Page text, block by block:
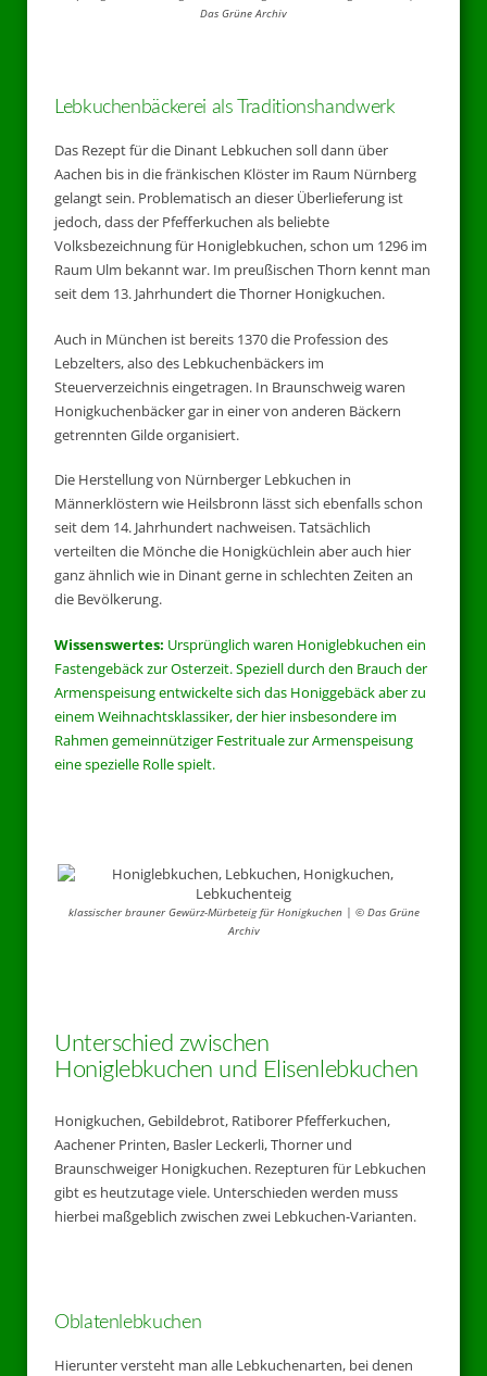
Das Grüne Archiv
Lebkuchenbäckerei als Traditionshandwerk
Das Rezept für die Dinant Lebkuchen soll dann über
Aachen bis in die fränkischen Klöster im Raum Nürnberg
gelangt sein. Problematisch an dieser Überlieferung ist
jedoch, dass der Pfefferkuchen als beliebte
Volksbezeichnung für Honiglebkuchen, schon um 1296 im
Raum Ulm bekannt war. Im preußischen Thorn kennt man
seit dem 13. Jahrhundert die Thorner Honigkuchen.
Auch in München ist bereits 1370 die Profession des
Lebzelters, also des Lebkuchenbäckers im
Steuerverzeichnis eingetragen. In Braunschweig waren
Honigkuchenbäcker gar in einer von anderen Bäckern
getrennten Gilde organisiert.
Die Herstellung von Nürnberger Lebkuchen in
Männerklöstern wie Heilsbronn lässt sich ebenfalls schon
seit dem 14. Jahrhundert nachweisen. Tatsächlich
verteilten die Mönche die Honigküchlein aber auch hier
ganz ähnlich wie in Dinant gerne in schlechten Zeiten an
die Bevölkerung.
Wissenswertes: Ursprünglich waren Honiglebkuchen ein
Fastengebäck zur Osterzeit. Speziell durch den Brauch der
Armenspeisung entwickelte sich das Honiggebäck aber zu
einem Weihnachtsklassiker, der hier insbesondere im
Rahmen gemeinnütziger Festrituale zur Armenspeisung
eine spezielle Rolle spielt.
klassischer brauner Gewürz-Mürbeteig für Honigkuchen | © Das Grüne
Archiv
Unterschied zwischen
Honiglebkuchen und Elisenlebkuchen
Honigkuchen, Gebildebrot, Ratiborer Pfefferkuchen,
Aachener Printen, Basler Leckerli, Thorner und
Braunschweiger Honigkuchen. Rezepturen für Lebkuchen
gibt es heutzutage viele. Unterschieden werden muss
hierbei maßgeblich zwischen zwei Lebkuchen-Varianten.
Oblatenlebkuchen
Hierunter versteht man alle Lebkuchenarten, bei denen